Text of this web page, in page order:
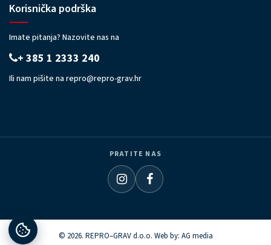
Korisnička podrška
Imate pitanja? Nazovite nas na
+ 385 1 2333 240
Ili nam pišite na repro@repro-grav.hr
PRATITE NAS
© 2026. REPRO–GRAV d.o.o. Web by: AG media